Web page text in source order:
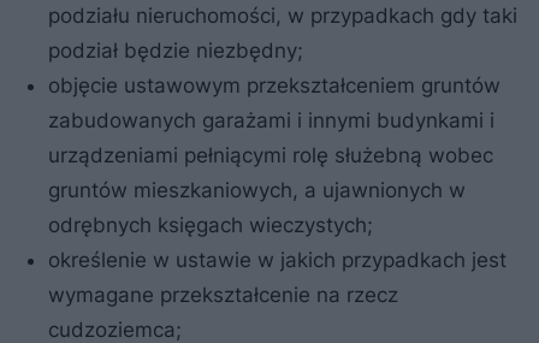
podziału nieruchomości, w przypadkach gdy taki
podział będzie niezbędny;
objęcie ustawowym przekształceniem gruntów
zabudowanych garażami i innymi budynkami i
urządzeniami pełniącymi rolę służebną wobec
gruntów mieszkaniowych, a ujawnionych w
odrębnych księgach wieczystych;
określenie w ustawie w jakich przypadkach jest
wymagane przekształcenie na rzecz
cudzoziemca;